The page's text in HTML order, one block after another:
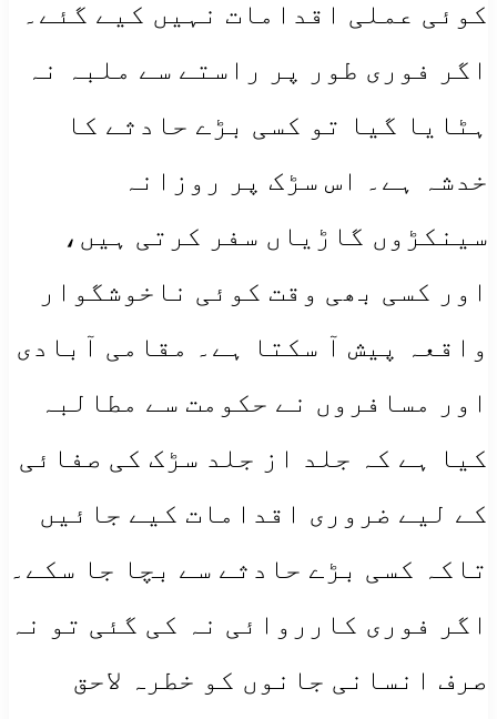
کوئی عملی اقدامات نہیں کیے گئے۔
اگر فوری طور پر راستے سے ملبہ نہ
ہٹایا گیا تو کسی بڑے حادثے کا
خدشہ ہے۔ اس سڑک پر روزانہ
سینکڑوں گاڑیاں سفر کرتی ہیں،
اور کسی بھی وقت کوئی ناخوشگوار
واقعہ پیش آ سکتا ہے۔ مقامی آبادی
اور مسافروں نے حکومت سے مطالبہ
کیا ہے کہ جلد از جلد سڑک کی صفائی
کے لیے ضروری اقدامات کیے جائیں
تاکہ کسی بڑے حادثے سے بچا جا سکے۔
اگر فوری کارروائی نہ کی گئی تو نہ
صرف انسانی جانوں کو خطرہ لاحق